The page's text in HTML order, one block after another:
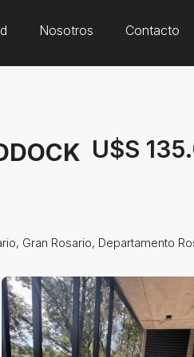
Nosotros Contacto
U$S
Gran Rosario, Departamento